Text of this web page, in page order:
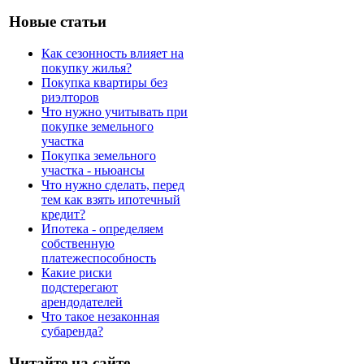
Новые статьи
Как сезонность влияет на
покупку жилья?
Покупка квартиры без
риэлторов
Что нужно учитывать при
покупке земельного
участка
Покупка земельного
участка - ньюансы
Что нужно сделать, перед
тем как взять ипотечный
кредит?
Ипотека - определяем
собственную
платежеспособность
Какие риски
подстерегают
арендодателей
Что такое незаконная
субаренда?